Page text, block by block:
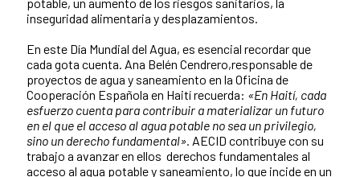
inseguridad alimentaria y desplazamientos.
En este Día Mundial del Agua, es esencial recordar que
cada gota cuenta. Ana Belén Cendrero,responsable de
proyectos de agua y saneamiento en la Oficina de
Cooperación Española en Haití recuerda: «En Haití, cada
esfuerzo cuenta para contribuir a materializar un futuro
en el que el acceso al agua potable no sea un privilegio,
sino un derecho fundamental». AECID contribuye con su
trabajo a avanzar en ellos derechos fundamentales al
acceso al agua potable y saneamiento, lo que incide en un